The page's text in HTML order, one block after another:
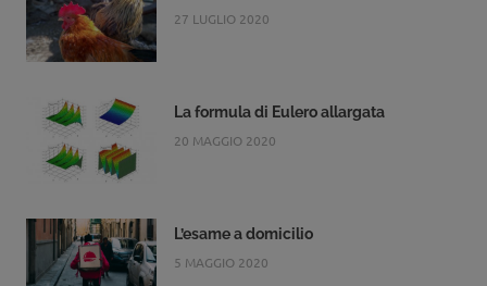
27 LUGLIO 2020
La formula di Eulero allargata
20 MAGGIO 2020
L’esame a domicilio
5 MAGGIO 2020